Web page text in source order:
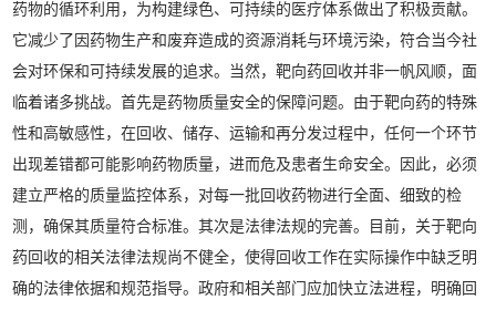
药物的循环利用，为构建绿色、可持续的医疗体系做出了积极贡献。
它减少了因药物生产和废弃造成的资源消耗与环境污染，符合当今社
会对环保和可持续发展的追求。当然，靶向药回收并非一帆风顺，面
临着诸多挑战。首先是药物质量安全的保障问题。由于靶向药的特殊
性和高敏感性，在回收、储存、运输和再分发过程中，任何一个环节
出现差错都可能影响药物质量，进而危及患者生命安全。因此，必须
建立严格的质量监控体系，对每一批回收药物进行全面、细致的检
测，确保其质量符合标准。其次是法律法规的完善。目前，关于靶向
药回收的相关法律法规尚不健全，使得回收工作在实际操作中缺乏明
确的法律依据和规范指导。政府和相关部门应加快立法进程，明确回